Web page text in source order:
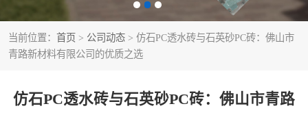
当前位置： 首页 > 公司动态 > 仿石PC透水砖与石英砂PC砖：佛山市
青路新材料有限公司的优质之选
仿石PC透水砖与石英砂PC砖：佛山市青路